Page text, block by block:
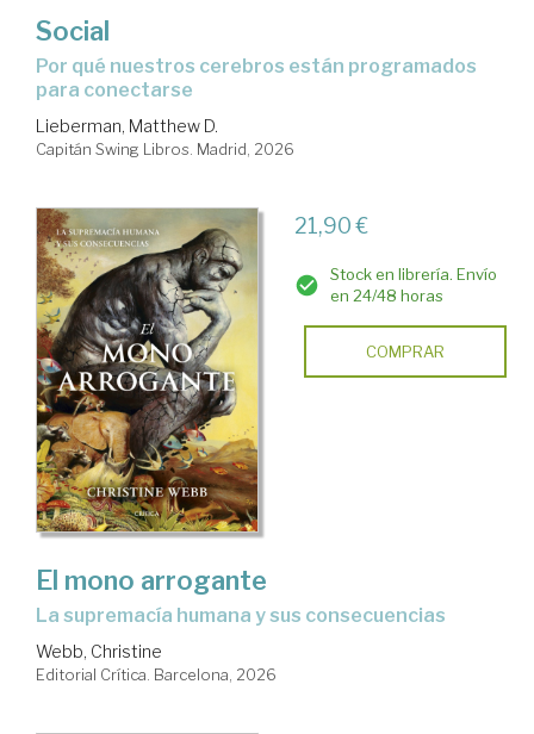
Social
Por qué nuestros cerebros están programados
para conectarse
Lieberman, Matthew D.
Capitán Swing Libros. Madrid, 2026
21,90 €
Stock en librería. Envío
en 24/48 horas
COMPRAR
El mono arrogante
La supremacía humana y sus consecuencias
Webb, Christine
Editorial Crítica. Barcelona, 2026